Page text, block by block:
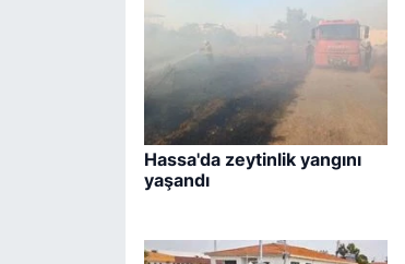
Hassa'da zeytinlik yangını
yaşandı